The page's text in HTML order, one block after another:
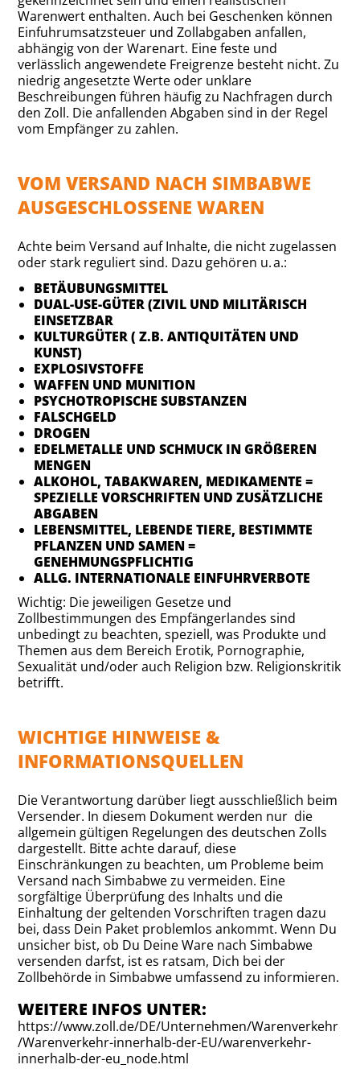
Warenwert enthalten. Auch bei Geschenken können
Einfuhrumsatzsteuer und Zollabgaben anfallen,
abhängig von der Warenart. Eine feste und
verlässlich angewendete Freigrenze besteht nicht. Zu
niedrig angesetzte Werte oder unklare
Beschreibungen führen häufig zu Nachfragen durch
den Zoll. Die anfallenden Abgaben sind in der Regel
vom Empfänger zu zahlen.
VOM VERSAND NACH SIMBABWE
AUSGESCHLOSSENE WAREN
Achte beim Versand auf Inhalte, die nicht zugelassen
oder stark reguliert sind. Dazu gehören u. a.:
BETÄUBUNGSMITTEL
DUAL-USE-GÜTER (ZIVIL UND MILITÄRISCH
EINSETZBAR
KULTURGÜTER ( Z.B. ANTIQUITÄTEN UND
KUNST)
EXPLOSIVSTOFFE
WAFFEN UND MUNITION
PSYCHOTROPISCHE SUBSTANZEN
FALSCHGELD
DROGEN
EDELMETALLE UND SCHMUCK IN GRÖßEREN
MENGEN
ALKOHOL, TABAKWAREN, MEDIKAMENTE =
SPEZIELLE VORSCHRIFTEN UND ZUSÄTZLICHE
ABGABEN
LEBENSMITTEL, LEBENDE TIERE, BESTIMMTE
PFLANZEN UND SAMEN =
GENEHMUNGSPFLICHTIG
ALLG. INTERNATIONALE EINFUHRVERBOTE
Wichtig: Die jeweiligen Gesetze und
Zollbestimmungen des Empfängerlandes sind
unbedingt zu beachten, speziell, was Produkte und
Themen aus dem Bereich Erotik, Pornographie,
Sexualität und/oder auch Religion bzw. Religionskritik
betrifft.
WICHTIGE HINWEISE &
INFORMATIONSQUELLEN
Die Verantwortung darüber liegt ausschließlich beim
Versender. In diesem Dokument werden nur die
allgemein gültigen Regelungen des deutschen Zolls
dargestellt. Bitte achte darauf, diese
Einschränkungen zu beachten, um Probleme beim
Versand nach Simbabwe zu vermeiden. Eine
sorgfältige Überprüfung des Inhalts und die
Einhaltung der geltenden Vorschriften tragen dazu
bei, dass Dein Paket problemlos ankommt. Wenn Du
unsicher bist, ob Du Deine Ware nach Simbabwe
versenden darfst, ist es ratsam, Dich bei der
Zollbehörde in Simbabwe umfassend zu informieren.
WEITERE INFOS UNTER:
https://www.zoll.de/DE/Unternehmen/Warenverkehr
/Warenverkehr-innerhalb-der-EU/warenverkehr-
innerhalb-der-eu_node.html